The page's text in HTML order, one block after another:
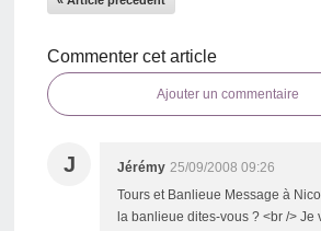
Commenter cet article
Ajouter un commentaire
J Jérémy 25/09/2008 09:26
Tours et Banlieue Message à
la banlieue dites-vous ? <br /> Je